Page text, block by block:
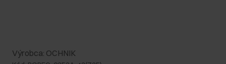
Výrobca: OCHNIK